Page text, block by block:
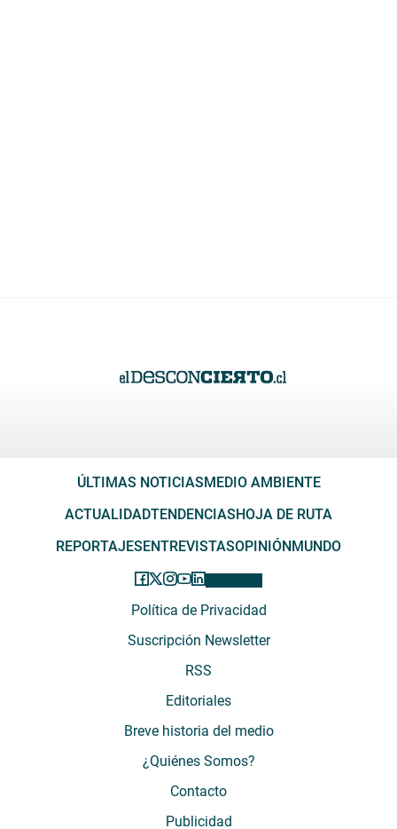
ÚLTIMAS NOTICIASMEDIO AMBIENTE
ACTUALIDADTENDENCIASHOJA DE RUTA
REPORTAJESENTREVISTASOPINIÓNMUNDO
Política de Privacidad
Suscripción Newsletter
RSS
Editoriales
Breve historia del medio
¿Quiénes Somos?
Contacto
Publicidad